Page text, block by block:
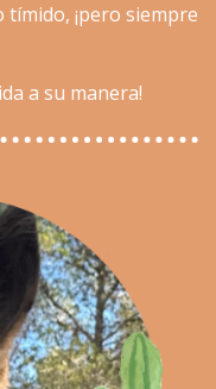
¡pero siempre
a su manera!